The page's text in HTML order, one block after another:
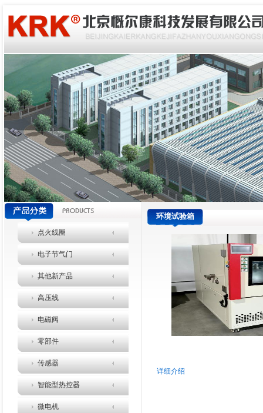
点火线圈
电子节气门
其他新产品
高压线
电磁阀
零部件
传感器
智能型热控器
微电机
环境试验箱
详细介绍